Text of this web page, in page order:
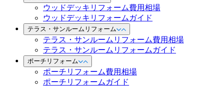
ウッドデッキリフォーム費用相場
ウッドデッキリフォームガイド
テラス・サンルームリフォーム
テラス・サンルームリフォーム費用相場
テラス・サンルームリフォームガイド
ポーチリフォーム
ポーチリフォーム費用相場
ポーチリフォームガイド